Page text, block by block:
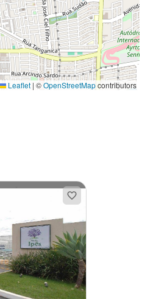
Leaflet | ©OpenStreetMapcontributors